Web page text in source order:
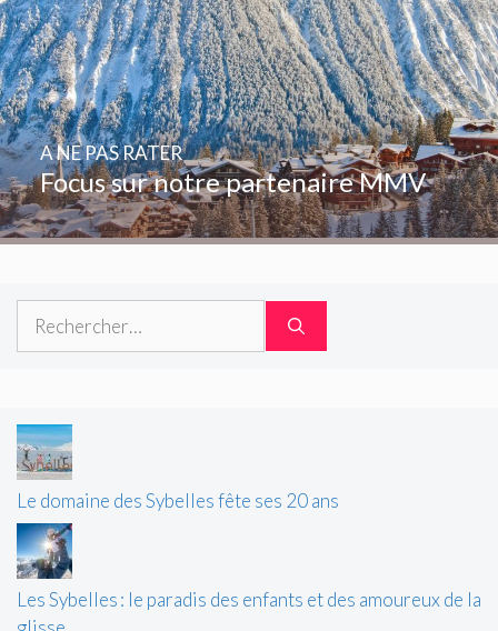
Focus sur notre partenaire MMV
A NE PAS RATER
Le domaine des Sybelles fête ses 20 ans
Les Sybelles : le paradis des enfants et des amoureux de la